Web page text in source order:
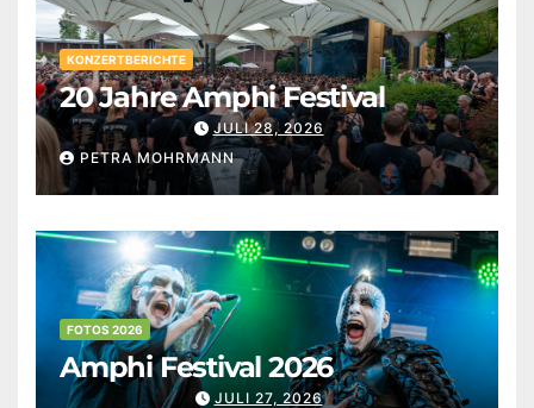
KONZERTBERICHTE
20 Jahre Amphi Festival
JULI 28, 2026
PETRA MOHRMANN
FOTOS 2026
Amphi Festival 2026
JULI 27, 2026